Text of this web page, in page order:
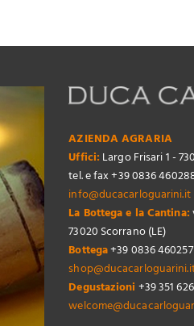
AZIENDA AGRARIA
Uffici: Largo Frisari 1 -
tel. e fax +39 0836
info@ducacarloguarini.it
La Bottega e la Cantina:
73020 Scorrano (LE)
Bottega+39 0836 460257
Degustazioni +39 351